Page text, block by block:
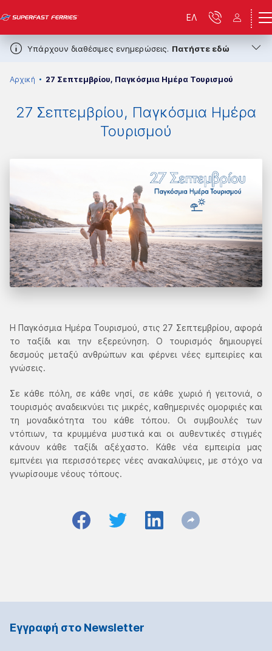
Υπάρχουν διαθέσιμες ενημερώσεις. Πατήστε εδώ
ΕΛ
Αρχική 27 Σεπτεμβρίου, Παγκόσμια Ημέρα Τουρισμού
27 Σεπτεμβρίου, Παγκόσμια Ημέρα
Τουρισμού
Η Παγκόσμια Ημέρα Τουρισμού, στις 27 Σεπτεμβρίου, αφορά
το ταξίδι και την εξερεύνηση. Ο τουρισμός δημιουργεί
δεσμούς μεταξύ ανθρώπων και φέρνει νέες εμπειρίες και
γνώσεις.
Σε κάθε πόλη, σε κάθε νησί, σε κάθε χωριό ή γειτονιά, ο
τουρισμός αναδεικνύει τις μικρές, καθημερινές ομορφιές και
τη μοναδικότητα του κάθε τόπου. Οι συμβουλές των
ντόπιων, τα κρυμμένα μυστικά και οι αυθεντικές στιγμές
κάνουν κάθε ταξίδι αξέχαστο. Κάθε νέα εμπειρία μας
εμπνέει για περισσότερες νέες ανακαλύψεις, με στόχο να
γνωρίσουμε νέους τόπους.
Εγγραφή στο Νewsletter